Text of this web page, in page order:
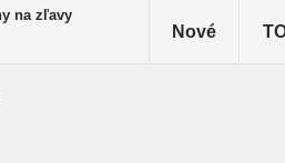
Nové